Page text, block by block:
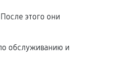
этого они
обслуживанию и